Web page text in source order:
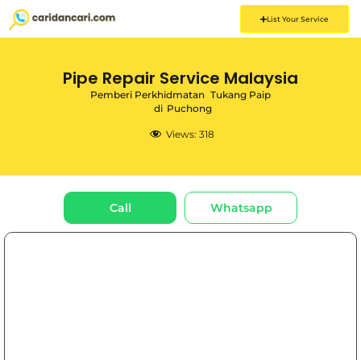
List Your Service
Pipe Repair Service Malaysia
Pemberi Perkhidmatan Tukang Paip
di Puchong
Views: 318
Call Whatsapp